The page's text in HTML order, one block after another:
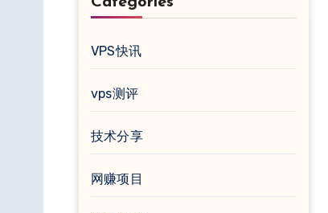
VPS快讯
vps测评
技术分享
网赚项目